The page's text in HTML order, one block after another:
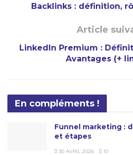
Backlinks : définition,
Article
LinkedIn Premium :
Avantages (+
En compléments !
Funnel marketing :
et étapes
30 AVRIL 2026 10